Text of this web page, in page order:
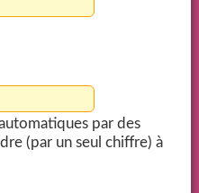
par des
(par un seul chiffre) à